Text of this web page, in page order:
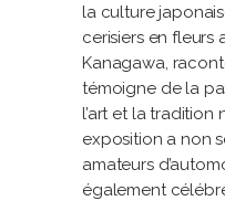
la culture
cerisiers en fleurs
Kanagawa,
témoigne de la
l’art et la tradition
exposition a non
amateurs
également